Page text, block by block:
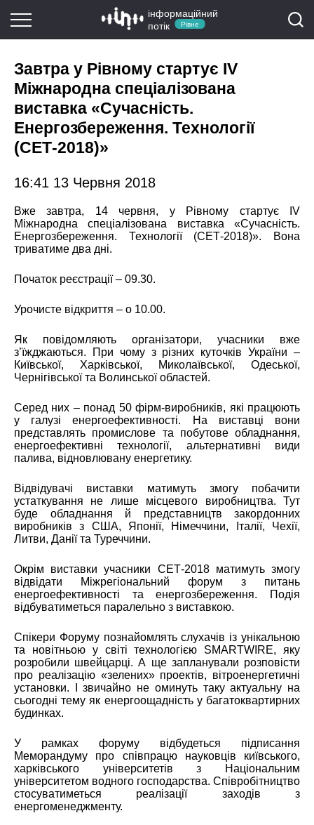
інформаційний
потік
Рівне
Завтра у Рівному стартує IV
Міжнародна спеціалізована
виставка «Сучасність.
Енергозбереження. Технології
(СЕТ-2018)»
16:41 13 Червня 2018
Вже завтра, 14 червня, у Рівному стартує IV
Міжнародна спеціалізована виставка «Сучасність.
Енергозбереження. Технології (СЕТ-2018)». Вона
триватиме два дні.
Початок реєстрації – 09.30.
Урочисте відкриття – о 10.00.
Як повідомляють організатори, учасники вже
з’їжджаються. При чому з різних куточків України –
Київської, Харківської, Миколаївської, Одеської,
Чернігівської та Волинської областей.
Серед них – понад 50 фірм-виробників, які працюють
у галузі енергоефективності. На виставці вони
представлять промислове та побутове обладнання,
енергоефективні технології, альтернативні види
палива, відновлювану енергетику.
Відвідувачі виставки матимуть змогу побачити
устаткування не лише місцевого виробництва. Тут
буде обладнання й представництв закордонних
виробників з США, Японії, Німеччини, Італії, Чехії,
Литви, Данії та Туреччини.
Окрім виставки учасники СЕТ-2018 матимуть змогу
відвідати Міжрегіональний форум з питань
енергоефективності та енергозбереження. Подія
відбуватиметься паралельно з виставкою.
Спікери Форуму познайомлять слухачів із унікальною
та новітньою у світі технологією SMARTWIRE, яку
розробили швейцарці. А ще запланували розповісти
про реалізацію «зелених» проектів, вітроенергетичні
установки. І звичайно не оминуть таку актуальну на
сьогодні тему як енергоощадність у багатоквартирних
будинках.
У рамках форуму відбудеться підписання
Меморандуму про співпрацю науковців київського,
харківського університетів з Національним
університетом водного господарства. Співробітництво
стосуватиметься реалізації заходів з
енергоменеджменту.